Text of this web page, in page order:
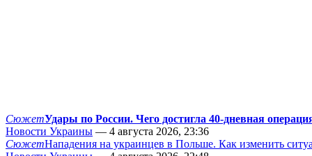
СюжетУдары по России. Чего достигла 40-дневная
Новости Украины — 4 августа 2026, 23:36
СюжетНападения на украинцев в Польше. Как изменить